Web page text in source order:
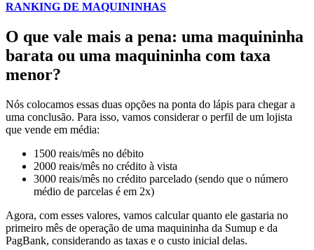
RANKING DE MAQUININHAS
O que vale mais a pena: uma maquininha
barata ou uma maquininha com taxa
menor?
Nós colocamos essas duas opções na ponta do lápis para chegar a
uma conclusão. Para isso, vamos considerar o perfil de um lojista
que vende em média:
1500 reais/mês no débito
2000 reais/mês no crédito à vista
3000 reais/mês no crédito parcelado (sendo que o número
médio de parcelas é em 2x)
Agora, com esses valores, vamos calcular quanto ele gastaria no
primeiro mês de operação de uma maquininha da Sumup e da
PagBank, considerando as taxas e o custo inicial delas.